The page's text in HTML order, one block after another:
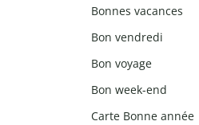
Bonnes vacances
Bon vendredi
Bon voyage
Bon week-end
Carte Bonne année